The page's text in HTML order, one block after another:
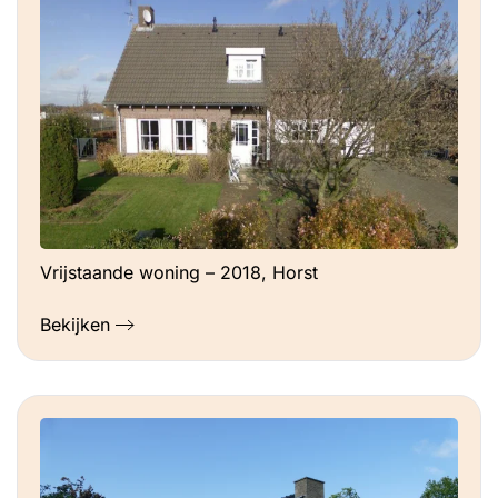
energiecoöperatie of huur een adviseur in.
Ook kan je gebruik maken van
bijvoorbeeld het HOOM-dossier om
eenvoudig een eigen Plan van Aanpak te
maken.
Vrijstaande woning – 2018, Horst
Bekijken